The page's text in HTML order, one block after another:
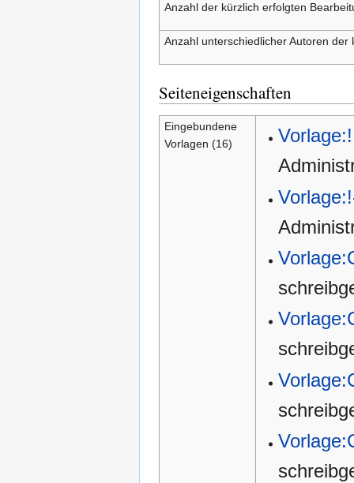
Anzahl der kürzlich erfolgten
Anzahl unterschiedlicher Autoren
Seiteneigenschaften
Eingebundene
Vorlagen (16)